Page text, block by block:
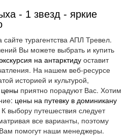
- 1 звезд - яркие
турагентства АПЛ Тревел.
Вы можете выбрать и купить
экскурсия на антарктиду оставит
На нашем веб-ресурсе
историей и культурой,
цены приятно порадуют Вас. Хотим
цены на путевку в доминикану
выбору путешествия следует
все варианты, поэтому
Вам помогут наши менеджеры.